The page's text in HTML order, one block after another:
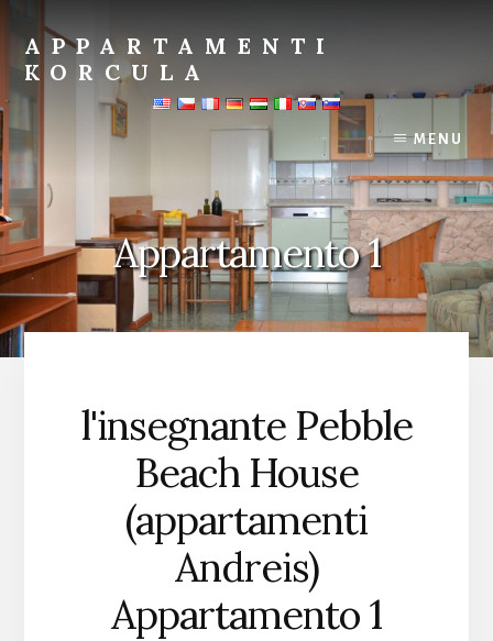
contenuto
APPARTAMENTI
KORCULA
Teacher's
beach
Prizba
Andreis
MENU
Appartamento 1
l'insegnante Pebble
Beach House
(appartamenti
Andreis)
Appartamento 1